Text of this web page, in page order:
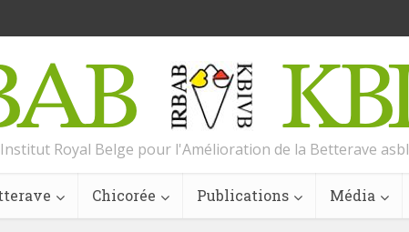
Institut Royal Belge pour l'Amélioration de la Betterave asbl
Chicorée Publications Média